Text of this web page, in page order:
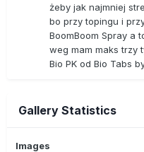
żeby jak najmniej
bo przy topingu i
BoomBoom Spray a
weg mam maks trzy
Bio PK od Bio Tabs
Gallery Statistics
Images